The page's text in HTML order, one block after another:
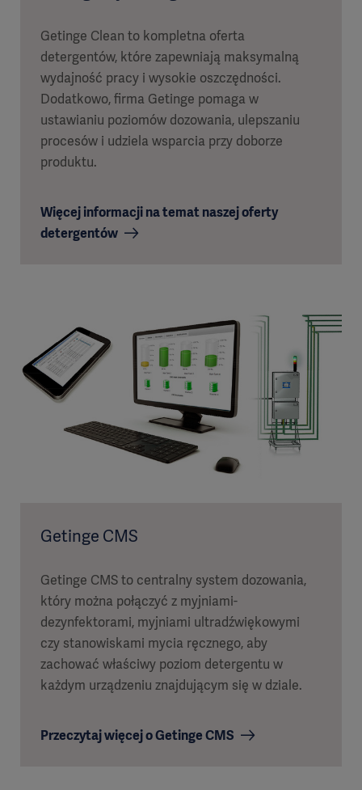
Getinge Clean to kompletna oferta
detergentów, które zapewniają maksymalną
wydajność pracy i wysokie oszczędności.
Dodatkowo, firma Getinge pomaga w
ustawianiu poziomów dozowania, ulepszaniu
procesów i udziela wsparcia przy doborze
produktu.
Więcej informacji na temat naszej oferty
detergentów
Getinge CMS
Getinge CMS to centralny system dozowania,
który można połączyć z myjniami-
dezynfektorami, myjniami ultradźwiękowymi
czy stanowiskami mycia ręcznego, aby
zachować właściwy poziom detergentu w
każdym urządzeniu znajdującym się w dziale.
Przeczytaj więcej o Getinge CMS